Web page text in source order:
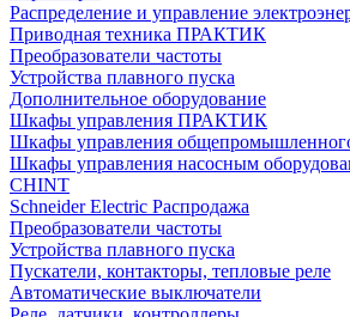
Распределение и управление
Приводная техника ПРАКТИК
Преобразователи частоты
Устройства плавного пуска
Дополнительное оборудование
Шкафы управления ПРАКТИК
Шкафы управления
Шкафы управления насосным
CHINT
Schneider Electric Распродажа
Преобразователи частоты
Устройства плавного пуска
Пускатели, контакторы, тепловые реле
Автоматические выключатели